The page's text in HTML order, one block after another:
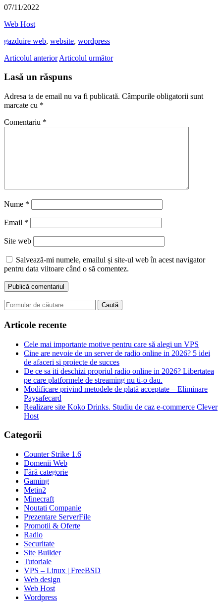
07/11/2022
Web Host
gazduire web, website, wordpress
Articolul anterior Articolul următor
Lasă un răspuns
Adresa ta de email nu va fi publicată. Câmpurile obligatorii sunt
marcate cu *
Comentariu *
Nume *
Email *
Site web
Salvează-mi numele, emailul și site-ul web în acest navigator
pentru data viitoare când o să comentez.
Search
for:
Articole recente
Cele mai importante motive pentru care să alegi un VPS
Cine are nevoie de un server de radio online in 2026? 5 idei
de afaceri si proiecte de succes
De ce sa iti deschizi propriul radio online in 2026? Libertatea
pe care platformele de streaming nu ti-o dau.
Modificare privind metodele de plată acceptate – Eliminare
Paysafecard
Realizare site Koko Drinks. Studiu de caz e-commerce Clever
Host
Categorii
Counter Strike 1.6
Domenii Web
Fără categorie
Gaming
Metin2
Minecraft
Noutati Companie
Prezentare ServerFile
Promotii & Oferte
Radio
Securitate
Site Builder
Tutoriale
VPS – Linux | FreeBSD
Web design
Web Host
Wordpress